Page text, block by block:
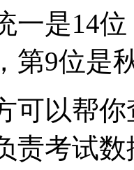
一是14
第9位是
可以帮
责考试